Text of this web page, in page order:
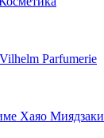
Vilhelm Parfumerie
Хаяо Миядзаки